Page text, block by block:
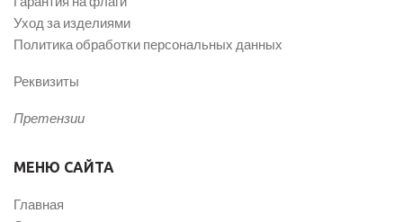
Уход за изделиями
Политика обработки персональных данных
Реквизиты
Претензии
МЕНЮ САЙТА
Главная